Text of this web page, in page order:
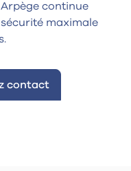
continue
maximale
contact